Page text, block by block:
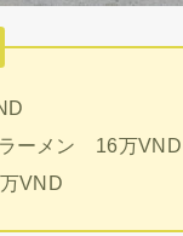
ーメン 16万VND
VND